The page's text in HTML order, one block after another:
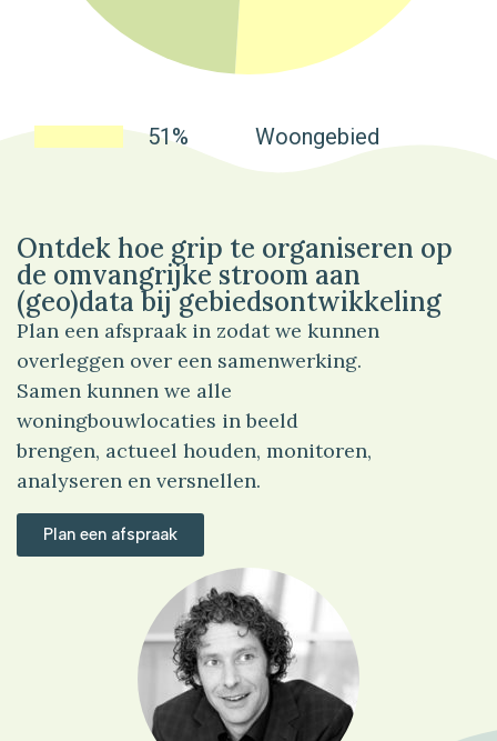
51% Woongebied
Ontdek hoe grip te organiseren op
de omvangrijke stroom aan
(geo)data bij gebiedsontwikkeling
Plan een afspraak in zodat we kunnen
overleggen over een samenwerking.
Samen kunnen we alle
woningbouwlocaties in beeld
brengen, actueel houden, monitoren,
analyseren en versnellen.
Plan een afspraak